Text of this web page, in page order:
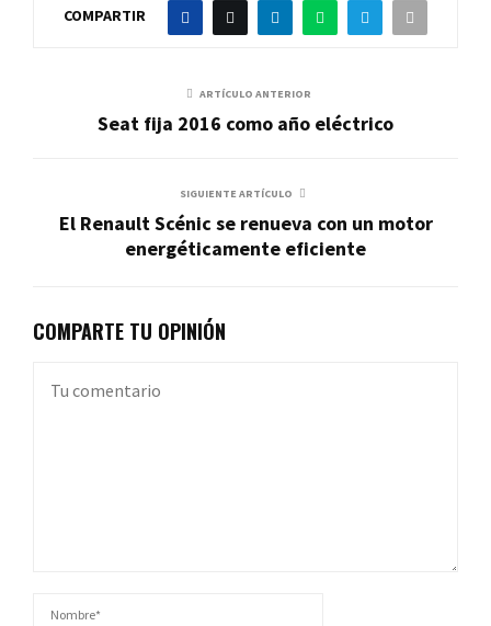
COMPARTIR
ARTÍCULO ANTERIOR
Seat fija 2016 como año eléctrico
SIGUIENTE ARTÍCULO
El Renault Scénic se renueva con un motor
energéticamente eficiente
COMPARTE TU OPINIÓN